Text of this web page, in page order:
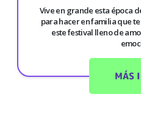
Vive en grande esta época
para hacer en familia que
este festival lleno de
MÁS